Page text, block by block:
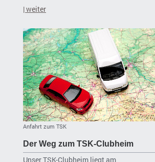
| weiter
Anfahrt zum TSK
Der Weg zum TSK-Clubheim
Unser TSK-Clubheim liegt am